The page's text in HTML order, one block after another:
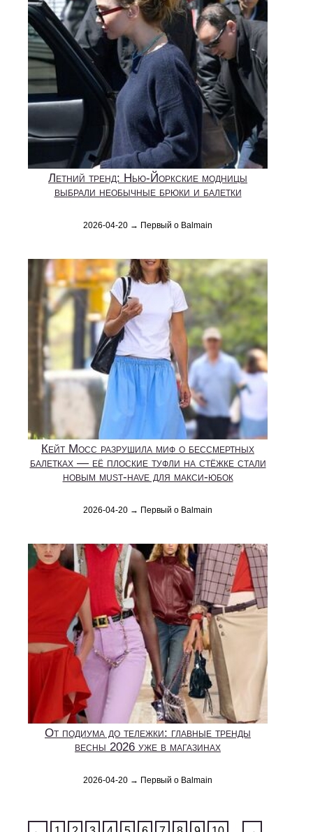
Летний тренд: Нью-Йоркские модницы
выбрали необычные брюки и балетки
2026-04-20 → Первый о Balmain
Кейт Мосс разрушила миф о бессмертных
балетках — её плоские туфли на стёжке стали
новым must-have для макси-юбок
2026-04-20 → Первый о Balmain
От подиума до тележки: главные тренды
весны 2026 уже в магазинах
2026-04-20 → Первый о Balmain